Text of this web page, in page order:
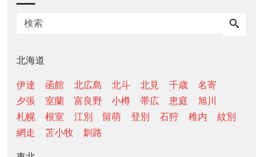
北海道
伊達 函館 北広島 北斗 北見 千歳
名寄
夕張
室蘭 富良野 小樽 帯広 恵庭
旭川
札幌
根室 江別 留萌 登別 石狩 稚内
紋別
網走
苫小牧 釧路